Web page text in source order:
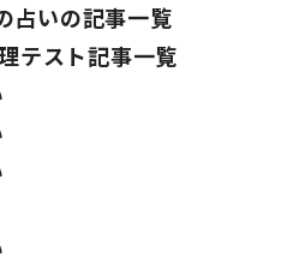
占いの記事一覧
テスト記事一覧